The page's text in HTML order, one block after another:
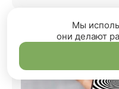
Мы
они делают